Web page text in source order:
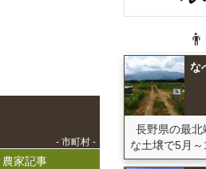
- 市町村 -
農家記事
な
長野県の最
な土壌で5月～